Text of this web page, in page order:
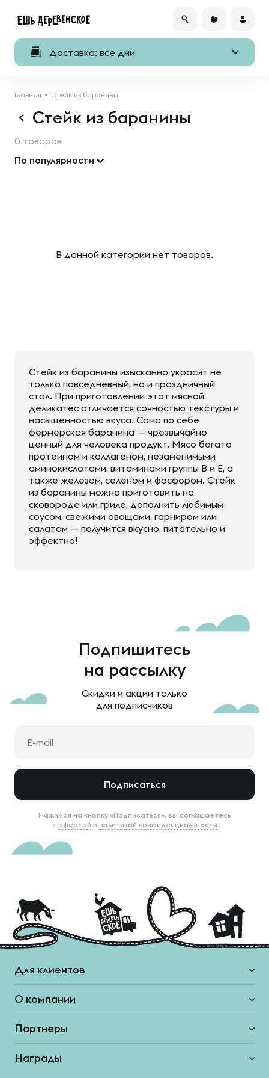
Доставка: все дни
Главная Cтейк из баранины
Cтейк из баранины
0 товаров
По популярности
В данной категории нет товаров.
Стейк из баранины изысканно украсит не
только повседневный, но и праздничный
стол. При приготовлении этот мясной
деликатес отличается сочностью текстуры и
насыщенностью вкуса. Сама по себе
фермерская баранина — чрезвычайно
ценный для человека продукт. Мясо богато
протеином и коллагеном, незаменимыми
аминокислотами, витаминами группы В и Е, а
также железом, селеном и фосфором. Стейк
из баранины можно приготовить на
сковороде или гриле, дополнить любимым
соусом, свежими овощами, гарниром или
салатом — получится вкусно, питательно и
эффектно!
Подпишитесь
на рассылку
Скидки и акции только
для подписчиков
Подписаться
Нажимая на кнопку «Подписаться», вы соглашаетесь
с офертой и политикой конфиденциальности
Для клиентов
О компании
Партнеры
Награды